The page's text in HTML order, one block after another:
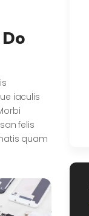
iaculis
felis
quam